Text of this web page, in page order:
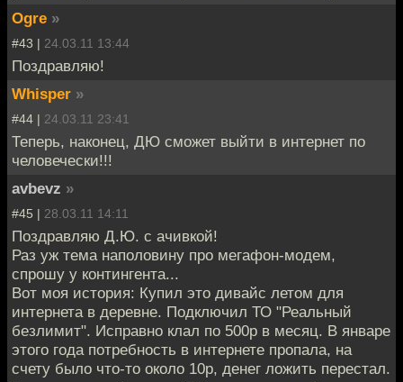
Ogre »
#43 | 24.03.11 13:44
Поздравляю!
Whisper »
#44 | 24.03.11 23:41
Теперь, наконец, ДЮ сможет выйти в интернет по
человечески!!!
avbevz »
#45 | 28.03.11 14:11
Поздравляю Д.Ю. с ачивкой!
Раз уж тема наполовину про мегафон-модем,
спрошу у контингента...
Вот моя история: Купил это дивайс летом для
интернета в деревне. Подключил ТО "Реальный
безлимит". Исправно клал по 500р в месяц. В январе
этого года потребность в интернете пропала, на
счету было что-то около 10р, денег ложить перестал.